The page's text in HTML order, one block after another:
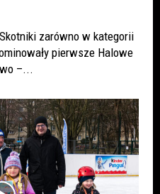
zarówno w kategorii
pierwsze Halowe
–...